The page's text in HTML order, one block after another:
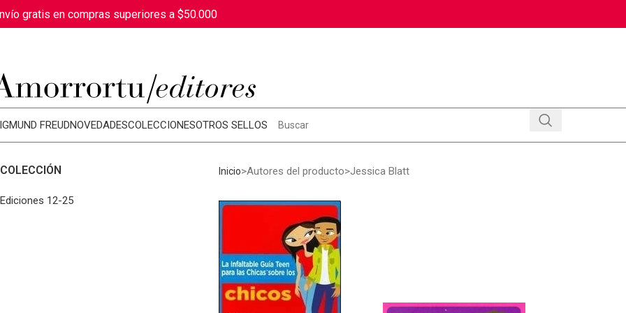
gratis en compras superiores a $50.000
FREUDNOVEDADESCOLECCIONESOTROS SELLOS
COLECCIÓN
Ediciones 12-25
Inicio Autores del producto Jessica Blatt